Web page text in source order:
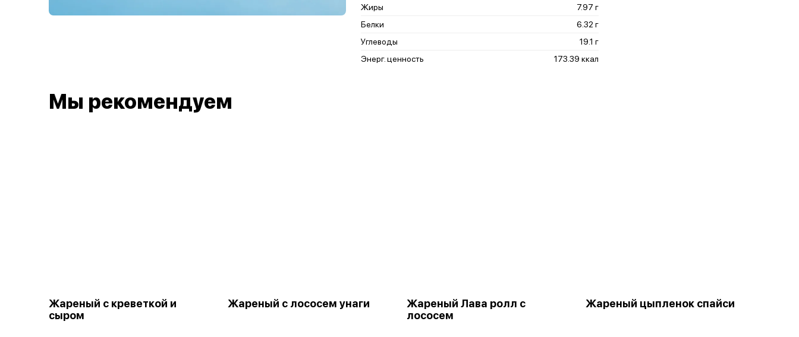
Жиры
7.97 г
Белки
6.32 г
Углеводы
19.1 г
Энерг. ценность
173.39 ккал
Мы рекомендуем
Жареный с креветкой и
сыром
Жареный с лососем унаги
Жареный Лава ролл с
лососем
Жареный цыпленок спайси